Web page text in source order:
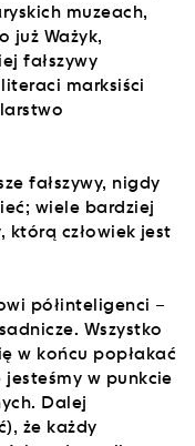
muzeach,
już Ważyk,
fałszywy
marksiści
fałszywy, nigdy
wiele bardziej
którą człowiek jest
półinteligenci –
Wszystko
w końcu popłakać
w punkcie
Dalej
że każdy